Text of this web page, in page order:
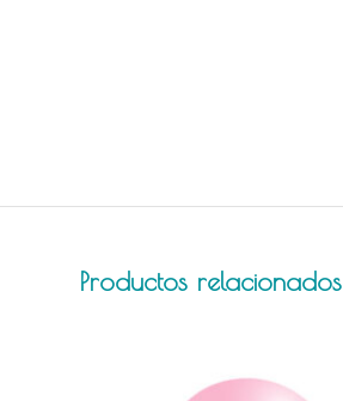
Productos relacionados